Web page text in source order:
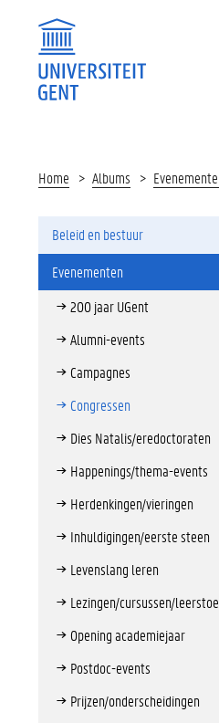
Home Albums
Beleid en bestuur
Evenementen
200 jaar UGent
Alumni-events
Campagnes
Congressen
Dies Natalis/eredoctoraten
Happenings/thema-events
Herdenkingen/vieringen
Inhuldigingen/eerste steen
Levenslang leren
Lezingen/cursussen/
Opening academiejaar
Postdoc-events
Prijzen/onderscheidingen